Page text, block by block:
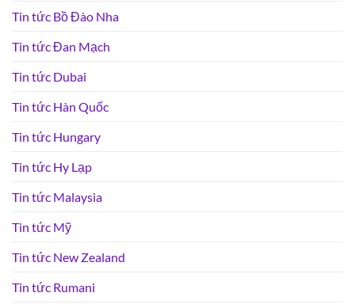
Tin tức Bồ Đào Nha
Tin tức Đan Mạch
Tin tức Dubai
Tin tức Hàn Quốc
Tin tức Hungary
Tin tức Hy Lạp
Tin tức Malaysia
Tin tức Mỹ
Tin tức New Zealand
Tin tức Rumani